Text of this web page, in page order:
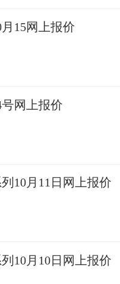
15网上报价
网上报价
10月11日网上报价
10月10日网上报价